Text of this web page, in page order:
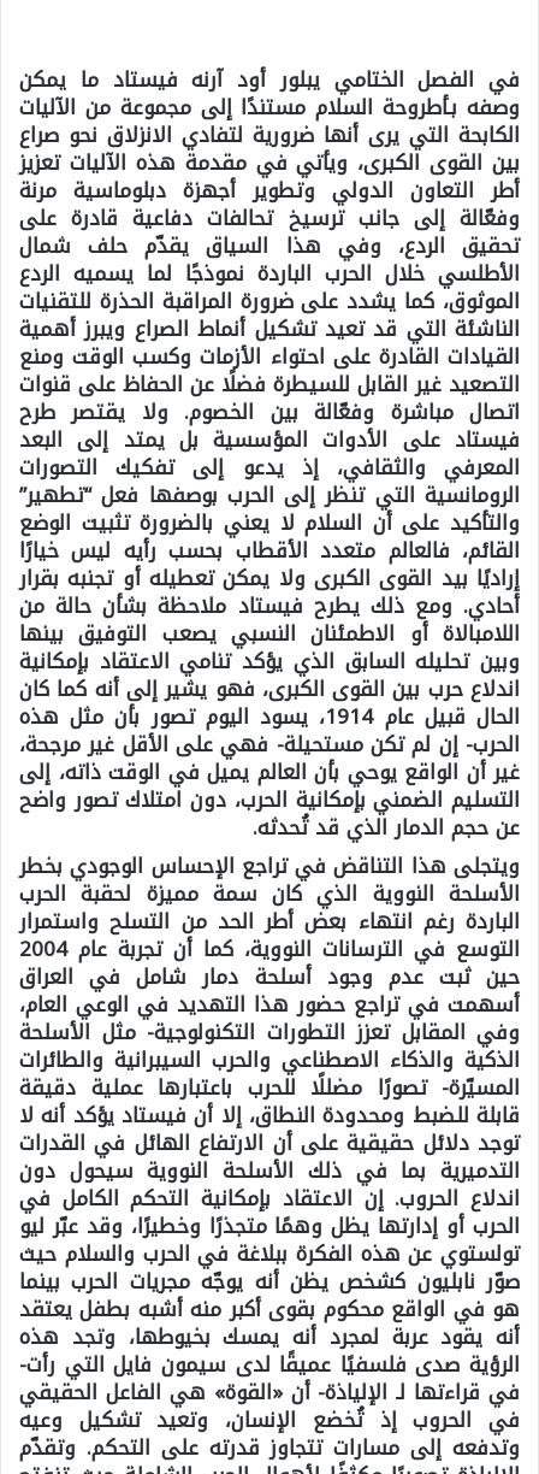
في الفصل الختامي يبلور أود آرنه فيستاد ما يمكن
وصفه بـأطروحة السلام مستندًا إلى مجموعة من الآليات
الكابحة التي يرى أنها ضرورية لتفادي الانزلاق نحو صراع
بين القوى الكبرى، ويأتي في مقدمة هذه الآليات تعزيز
أطر التعاون الدولي وتطوير أجهزة دبلوماسية مرنة
وفعّالة إلى جانب ترسيخ تحالفات دفاعية قادرة على
تحقيق الردع، وفي هذا السياق يقدّم حلف شمال
الأطلسي خلال الحرب الباردة نموذجًا لما يسميه الردع
الموثوق، كما يشدد على ضرورة المراقبة الحذرة للتقنيات
الناشئة التي قد تعيد تشكيل أنماط الصراع ويبرز أهمية
القيادات القادرة على احتواء الأزمات وكسب الوقت ومنع
التصعيد غير القابل للسيطرة فضلًا عن الحفاظ على قنوات
اتصال مباشرة وفعّالة بين الخصوم. ولا يقتصر طرح
فيستاد على الأدوات المؤسسية بل يمتد إلى البعد
المعرفي والثقافي، إذ يدعو إلى تفكيك التصورات
الرومانسية التي تنظر إلى الحرب بوصفها فعل “تطهير”
والتأكيد على أن السلام لا يعني بالضرورة تثبيت الوضع
القائم، فالعالم متعدد الأقطاب بحسب رأيه ليس خيارًا
إراديًا بيد القوى الكبرى ولا يمكن تعطيله أو تجنبه بقرار
أحادي. ومع ذلك يطرح فيستاد ملاحظة بشأن حالة من
اللامبالاة أو الاطمئنان النسبي يصعب التوفيق بينها
وبين تحليله السابق الذي يؤكد تنامي الاعتقاد بإمكانية
اندلاع حرب بين القوى الكبرى، فهو يشير إلى أنه كما كان
الحال قبيل عام 1914، يسود اليوم تصور بأن مثل هذه
الحرب- إن لم تكن مستحيلة- فهي على الأقل غير مرجحة،
غير أن الواقع يوحي بأن العالم يميل في الوقت ذاته، إلى
التسليم الضمني بإمكانية الحرب، دون امتلاك تصور واضح
عن حجم الدمار الذي قد تُحدثه.
ويتجلى هذا التناقض في تراجع الإحساس الوجودي بخطر
الأسلحة النووية الذي كان سمة مميزة لحقبة الحرب
الباردة رغم انتهاء بعض أطر الحد من التسلح واستمرار
التوسع في الترسانات النووية، كما أن تجربة عام 2004
حين ثبت عدم وجود أسلحة دمار شامل في العراق
أسهمت في تراجع حضور هذا التهديد في الوعي العام،
وفي المقابل تعزز التطورات التكنولوجية- مثل الأسلحة
الذكية والذكاء الاصطناعي والحرب السيبرانية والطائرات
المسيّرة- تصورًا مضللًا للحرب باعتبارها عملية دقيقة
قابلة للضبط ومحدودة النطاق، إلا أن فيستاد يؤكد أنه لا
توجد دلائل حقيقية على أن الارتفاع الهائل في القدرات
التدميرية بما في ذلك الأسلحة النووية سيحول دون
اندلاع الحروب. إن الاعتقاد بإمكانية التحكم الكامل في
الحرب أو إدارتها يظل وهمًا متجذرًا وخطيرًا، وقد عبّر ليو
تولستوي عن هذه الفكرة ببلاغة في الحرب والسلام حيث
صوّر نابليون كشخص يظن أنه يوجّه مجريات الحرب بينما
هو في الواقع محكوم بقوى أكبر منه أشبه بطفل يعتقد
أنه يقود عربة لمجرد أنه يمسك بخيوطها، وتجد هذه
الرؤية صدى فلسفيًا عميقًا لدى سيمون فايل التي رأت-
في قراءتها لـ الإلياذة- أن «القوة» هي الفاعل الحقيقي
في الحروب إذ تُخضع الإنسان، وتعيد تشكيل وعيه
وتدفعه إلى مسارات تتجاوز قدرته على التحكم. وتقدّم